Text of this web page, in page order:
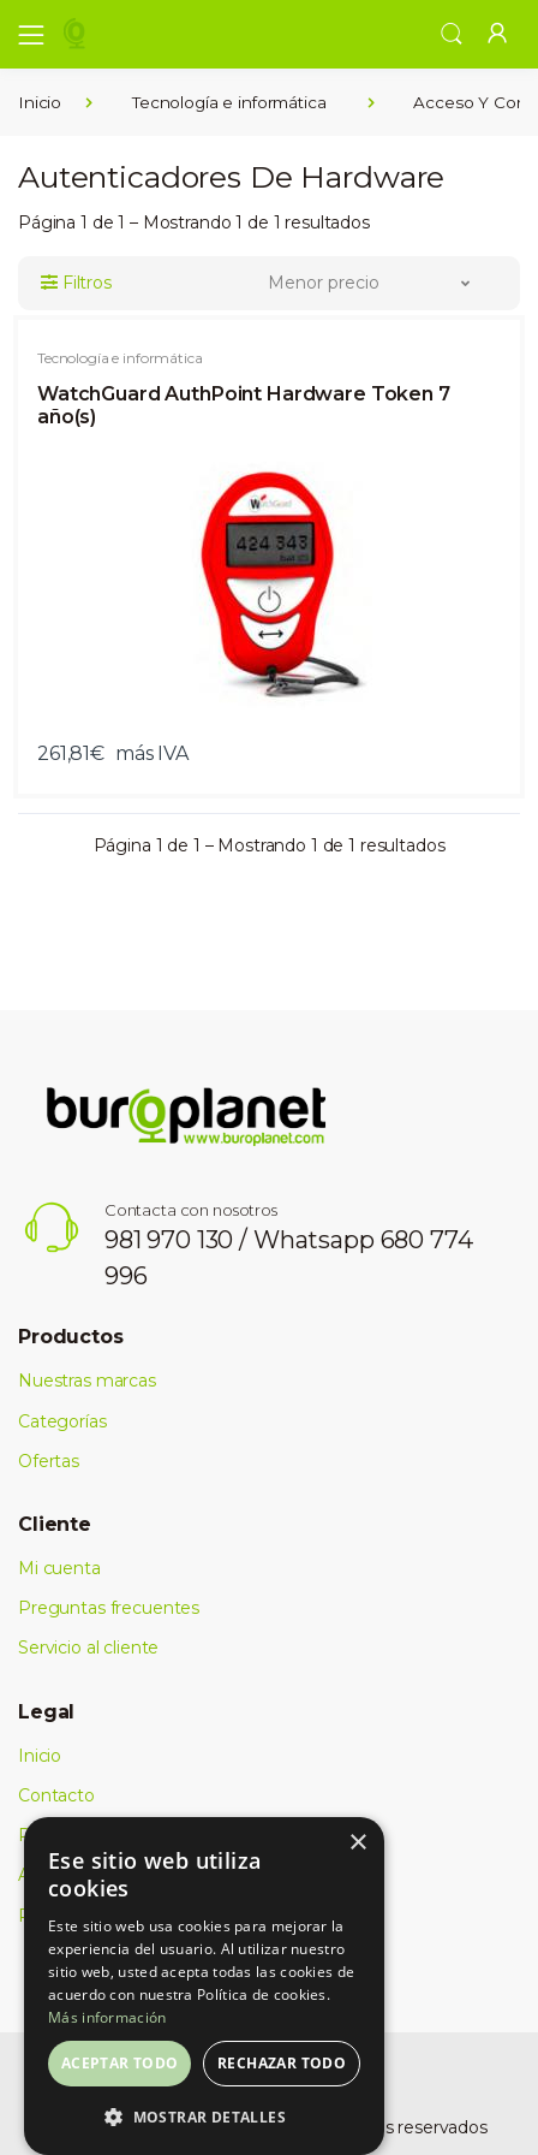
Inicio Tecnología e informática Acceso Y
Autenticadores De Hardware
Página 1 de 1 – Mostrando 1 de 1 resultados
Filtros Menor precio
Tecnología e informática
WatchGuard AuthPoint Hardware Token 7
año(s)
261,81€ más IVA
Página 1 de 1 – Mostrando 1 de 1 resultados
Contacta con nosotros
981 970 130 / Whatsapp 680 774
996
Productos
Nuestras marcas
Categorías
Ofertas
Cliente
Mi cuenta
Preguntas frecuentes
Servicio al cliente
Legal
Inicio
Contacto
Política de cookies
Aviso Legal
Política de privacidad
Buro Planet, SLU- Todos los derechos reservados
×
Ese sitio web utiliza
cookies
Este sitio web usa cookies para mejorar la
experiencia del usuario. Al utilizar nuestro
sitio web, usted acepta todas las cookies de
acuerdo con nuestra Política de cookies.
Más información
ACEPTAR TODO RECHAZAR TODO
MOSTRAR DETALLES